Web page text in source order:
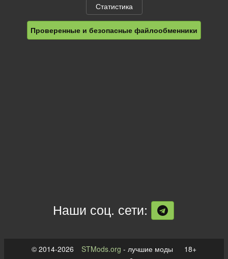
Статистика
Проверенные и безопасные файлообменники
Наши соц. сети:
© 2014-2026 STMods.org - лучшие моды 18+